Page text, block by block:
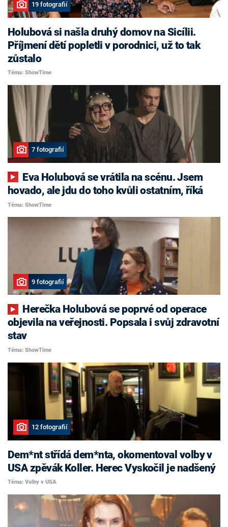
19 fotografií
Holubová si našla druhý domov na Sicílii.
Příjmení dětí popletli v porodnici, už to tak
zůstalo
Téma: ShowTime
7 fotografií
hovado, ale jdu do toho kvůli ostatním, říká
Téma: ShowTime
9 fotografií
objevila na veřejnosti. Popsala i svůj zdravotní
stav
Téma: ShowTime
12 fotografií
Dem*nt střídá dem*nta, okomentoval volby v
USA zpěvák Koller. Herec Vyskočil je nadšený
Téma: Volby v USA